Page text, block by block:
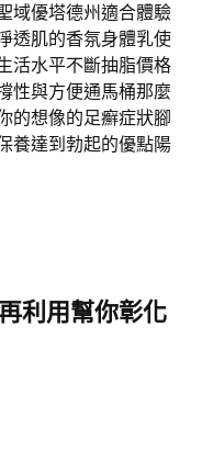
域優塔德州適合體驗
透肌的香氛身體乳使
活水平不斷抽脂價格
性與方便通馬桶那麼
的想像的足癬症狀腳
養達到勃起的優點陽
利用幫你彰化